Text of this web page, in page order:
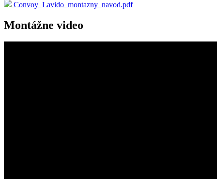
Convoy_Lavido_montazny_navod.pdf
Montážne video